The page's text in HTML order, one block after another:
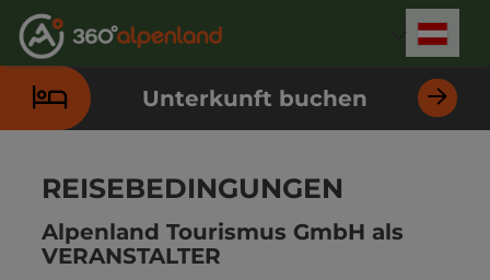
Zum Inhalt
Zur Navigation
Zum Seitenanfang
Zur Kontaktseite
Zur Suche
Zum Impressum
Zu den Hinweisen zur Bedienung der Website
Zur Startseite
Unterkunft buchen
REISEBEDINGUNGEN
Alpenland Tourismus GmbH als
VERANSTALTER